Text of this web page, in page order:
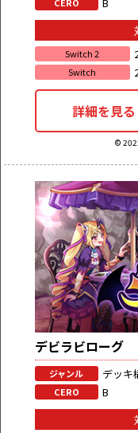
Switch 2
Switch
詳細を見る
©
デビラビローグ
ジャンル デッキ
CERO B